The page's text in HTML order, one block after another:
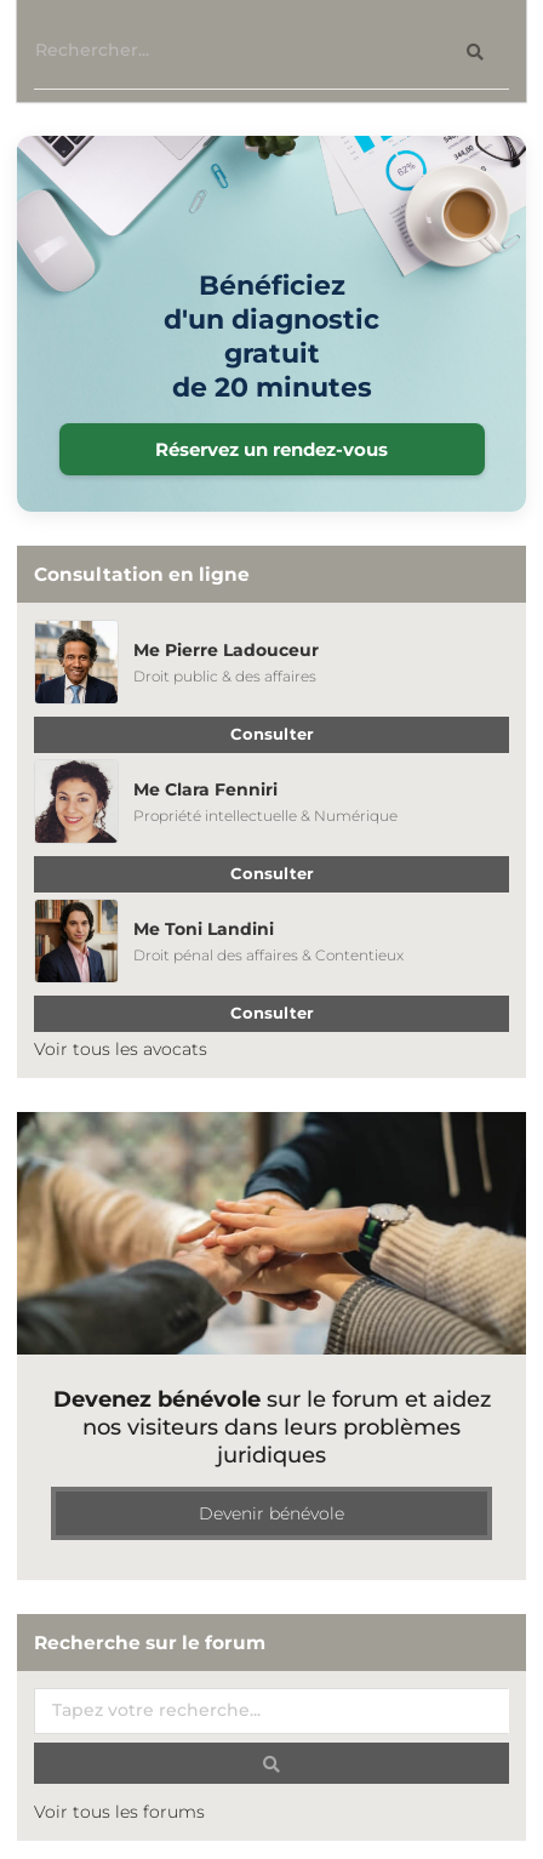
Bénéficiez
d'un diagnostic
gratuit
de 20 minutes
Réservez un rendez-vous
Consultation en ligne
Me Pierre Ladouceur
Droit public & des affaires
Consulter
Me Clara Fenniri
Propriété intellectuelle & Numérique
Consulter
Me Toni Landini
Droit pénal des affaires & Contentieux
Consulter
Voir tous les avocats
Devenez bénévolesur le forum et aidez
nos visiteurs dans leurs problèmes
juridiques
Devenir bénévole
Recherche sur le forum
Voir tous les forums